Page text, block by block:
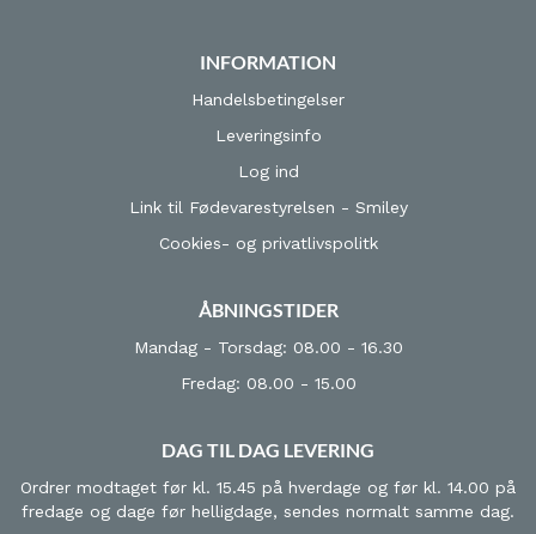
INFORMATION
Handelsbetingelser
Leveringsinfo
Log ind
Link til Fødevarestyrelsen - Smiley
Cookies- og privatlivspolitk
ÅBNINGSTIDER
Mandag - Torsdag: 08.00 - 16.30
Fredag: 08.00 - 15.00
DAG TIL DAG LEVERING
Ordrer modtaget før kl. 15.45 på hverdage og før kl. 14.00 på
fredage og dage før helligdage, sendes normalt samme dag.